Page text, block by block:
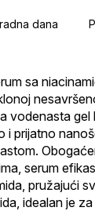
dana
sa
vodenasta gel
i prijatno
serum
pružajući
idealan je